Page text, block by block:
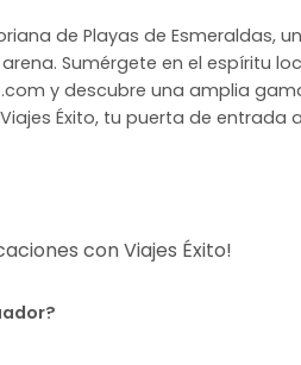
de Playas de Esmeraldas,
Sumérgete en el espíritu
y descubre una amplia
Éxito, tu puerta de entrada
con Viajes Éxito!